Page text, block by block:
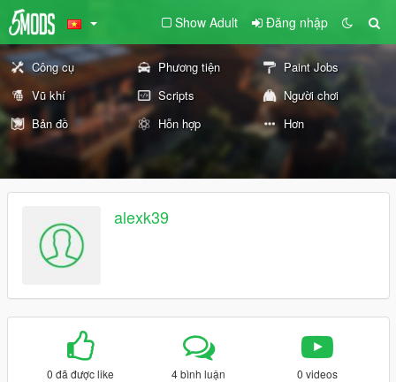
Show Adult Đăng nhập
Công cụ Phương tiện
Paint Jobs
Vũ khí
Scripts
Người chơi
Bản đồ
Hỗn hợp Hơn
alexk39
0 đã được like 4 bình luận 0 videos